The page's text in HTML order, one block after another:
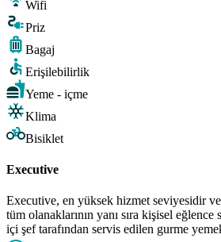
Wifi
Priz
Bagaj
Erişilebilirlik
Yeme - içme
Klima
Bisiklet
Executive
Executive, en yüksek hizmet seviyesidir
tüm olanaklarının yanı sıra kişisel
içi şef tarafından servis edilen gurme